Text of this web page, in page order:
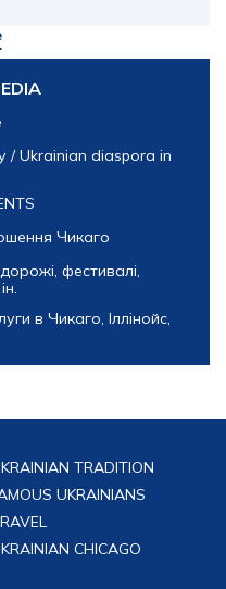
/ Ukrainian diaspora in
Чикаго
фестивалі,
в Чикаго, Іллінойс,
TRADITION
UKRAINIANS
CHICAGO